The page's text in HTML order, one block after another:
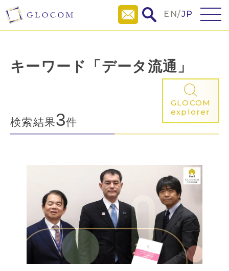
EN/JP
キーワード「データ流通」
GLOCOM
explorer
検索結果3件